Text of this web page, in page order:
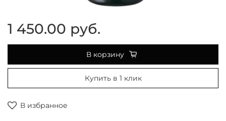
В избранное
1 450.00 руб.
В корзину
Купить в 1 клик